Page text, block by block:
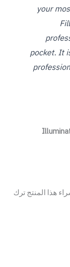
your
pocket. It
هذا المنتج ترك